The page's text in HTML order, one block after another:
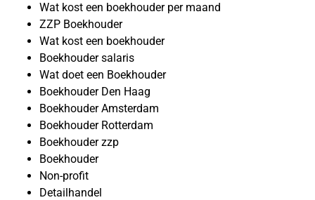
Wat kost een boekhouder per maand
ZZP Boekhouder
Wat kost een boekhouder
Boekhouder salaris
Wat doet een Boekhouder
Boekhouder Den Haag
Boekhouder Amsterdam
Boekhouder Rotterdam
Boekhouder zzp
Boekhouder
Non-profit
Detailhandel